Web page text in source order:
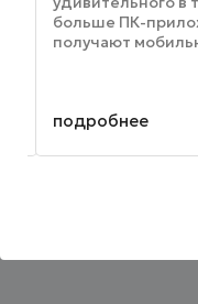
больше ПК-
получают
выпустила
...
подробнее